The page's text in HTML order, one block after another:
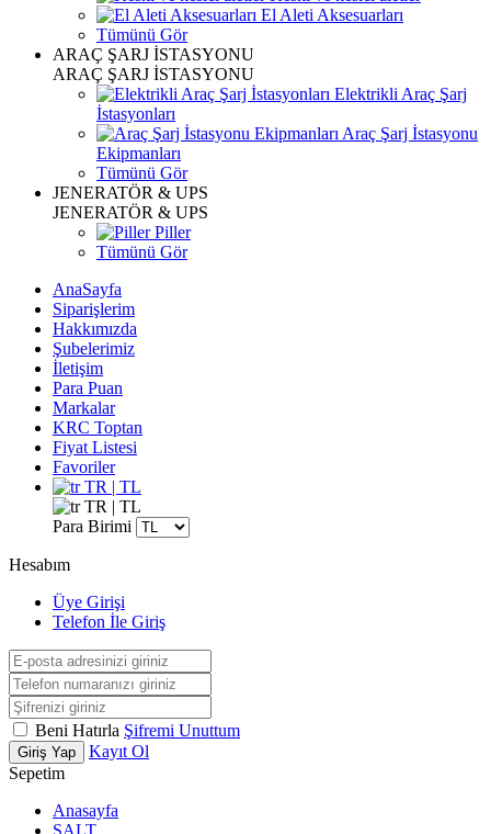
El Aleti Aksesuarları
Tümünü Gör
ARAÇ ŞARJ İSTASYONU
ARAÇ ŞARJ İSTASYONU
Elektrikli Araç Şarj
İstasyonları
Araç Şarj İstasyonu
Ekipmanları
Tümünü Gör
JENERATÖR & UPS
JENERATÖR & UPS
Piller
Tümünü Gör
AnaSayfa
Siparişlerim
Hakkımızda
Şubelerimiz
İletişim
Para Puan
Markalar
KRC Toptan
Fiyat Listesi
Favoriler
TR | TL
TR | TL
Para Birimi
Hesabım
Üye Girişi
Telefon İle Giriş
Beni Hatırla Şifremi Unuttum
Giriş Yap
Kayıt Ol
Sepetim
Anasayfa
ŞALT